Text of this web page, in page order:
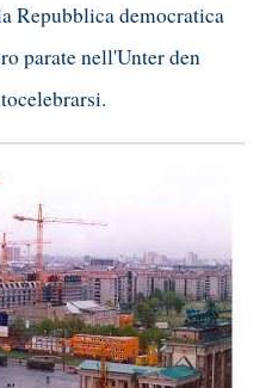
Repubblica democratica
parate nell'Unter den